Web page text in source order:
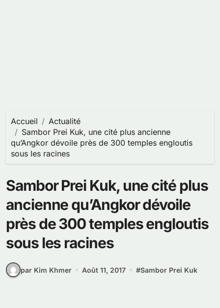
Accueil
Actualité
Sambor Prei Kuk, une cité plus ancienne
qu’Angkor dévoile près de 300 temples engloutis
sous les racines
Sambor Prei Kuk, une cité plus
ancienne qu’Angkor dévoile
près de 300 temples engloutis
sous les racines
par Kim Khmer Août 11, 2017 #Sambor Prei Kuk